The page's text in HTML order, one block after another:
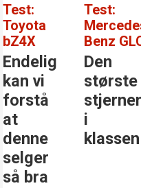
Test:
Toyota
bZ4X
Endelig
kan vi
forstå
at
denne
selger
så bra
Test:
Benz
Den
største
i
klassen